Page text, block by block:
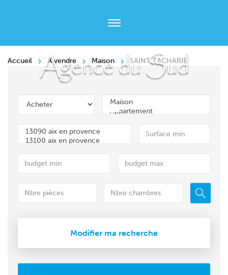
Accueil A vendre Maison SAINT ZACHARIE
Modifier ma recherche